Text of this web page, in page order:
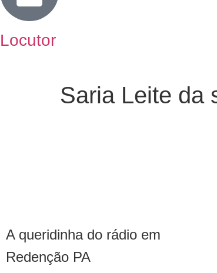
Locutor
Saria Leite da
A queridinha do rádio em
Redenção PA